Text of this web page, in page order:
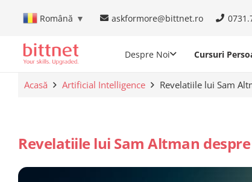
Română ▼ askformore@bittnet.ro
Despre Noi Cursuri
Acasă Artificial Intelligence Revelatiile lui Sam
Revelatiile lui Sam Altman